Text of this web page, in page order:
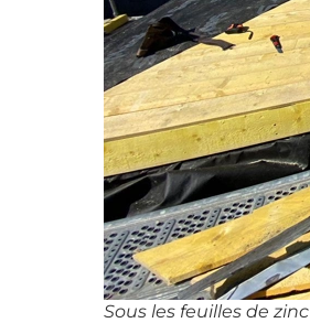
Sous les feuilles de